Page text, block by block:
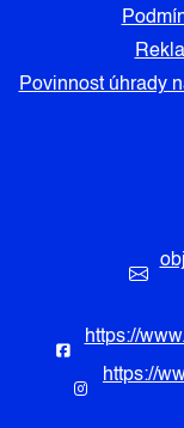
Povinnost úhrady
https://
https://